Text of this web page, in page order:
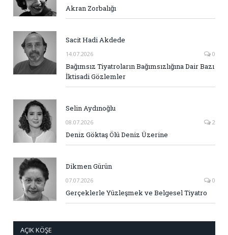
Akran Zorbalığı
Sacit Hadi Akdede
14.07.2026 0
Bağımsız Tiyatroların Bağımsızlığına Dair Bazı
İktisadi Gözlemler
Selin Aydınoğlu
08.07.2026 2
Deniz Göktaş Ölü Deniz Üzerine
Dikmen Gürün
07.07.2026 0
Gerçeklerle Yüzleşmek ve Belgesel Tiyatro
AÇIK KÖŞE